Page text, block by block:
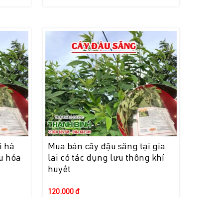
hà
hóa
Mua bán cây đậu săng tại gia
lai có tác dụng lưu thông khí
huyết
120.000 đ